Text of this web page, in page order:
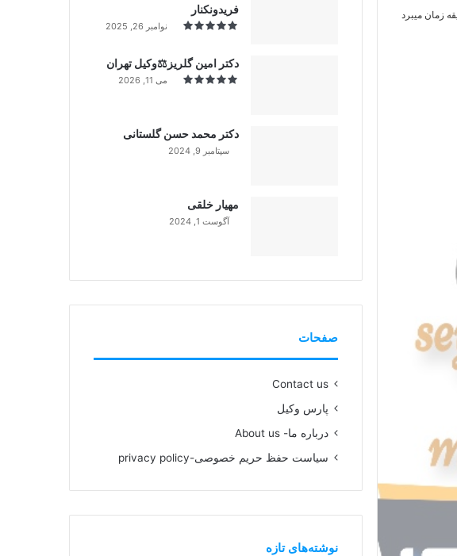
فریدونکنار
نوامبر 26, 2025
دکتر امین گلریز⚖️وکیل تهران
می 11, 2026
دکتر محمد حسن گلستانی
سپتامبر 9, 2024
مهیار خلقی
آگوست 1, 2024
صفحات
Contact us
پارس وکیل
درباره ما- About us
سیاست حفظ حریم خصوصی-privacy policy
نوشته‌های تازه